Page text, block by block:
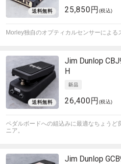
25,850円 (税込)
Morley独自のオプティカルセンサーによる
Jim Dunlop
H
26,400円 (税込)
ペダルボードへの組込みに最適なちょうど
ニア。
Jim Dunlop